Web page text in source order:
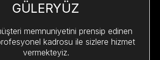
GÜLERYÜZ
memnuniyetini prensip edinen
kadrosu ile sizlere hizmet
vermekteyiz.